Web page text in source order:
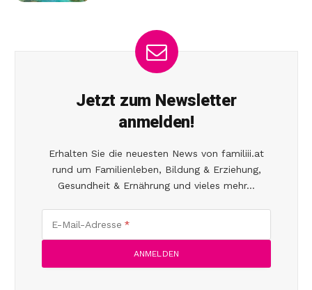
Jetzt zum Newsletter
anmelden!
Erhalten Sie die neuesten News von familiii.at
rund um Familienleben, Bildung & Erziehung,
Gesundheit & Ernährung und vieles mehr...
E-Mail-Adresse